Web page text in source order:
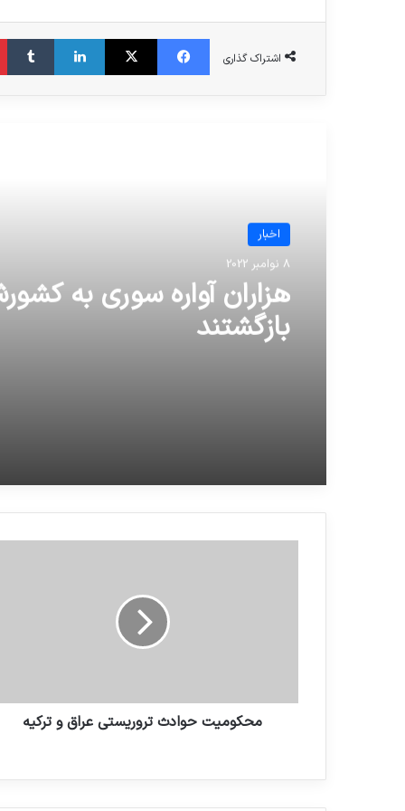
اشتراک گذاری
فیس بوک X لینکدین
اخبار
8 نوامبر 2022
هزاران آواره سوری به
بازگشتند
محکومیت حوادث تروریستی عراق و ترکیه